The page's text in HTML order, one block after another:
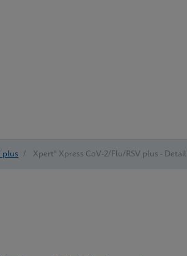
plus / Xpert® Xpress CoV-2/Flu/RSV plus - Detail